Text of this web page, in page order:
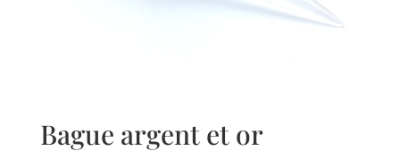
Bague argent et or